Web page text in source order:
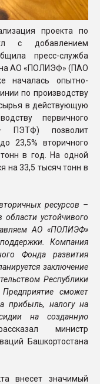
проекта по
с добавлением
пресс-служба
на АО «ПОЛИЭФ» (ПАО
началась опытно-
по производству
в действующую
первичного
– ПЭТФ) позволит
23,5% вторичного
в год. На одной
на 33,5 тысяч тонн в
ресурсов –
области устойчивого
АО «ПОЛИЭФ»
Компания
Фонда развития
заключение
Республики
сможет
прибыль, налогу на
на созданную
министр
Башкортостана
внесет значимый